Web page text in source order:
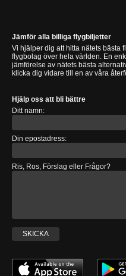
Jämför alla billiga flygbiljetter
Vi hjälper dig att hitta nätets bästa
flygbolag över hela världen. En
jämförelse av nätets bästa
klicka dig vidare till en av våra
Hjälp oss att bli bättre
Ditt namn:
Din epostadress:
Ris, Ros, Förslag eller Frågor?
SKICKA